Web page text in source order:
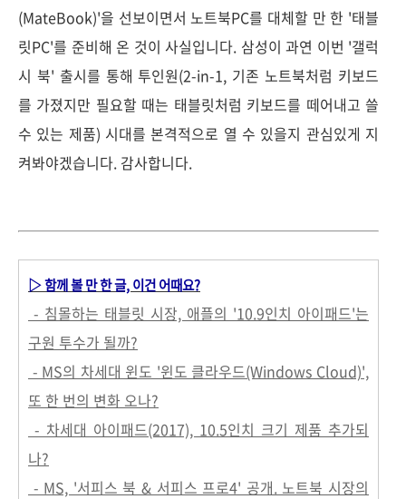
(MateBook)'을 선보이면서 노트북PC를 대체할 만 한 '태블
릿PC'를 준비해 온 것이 사실입니다. 삼성이 과연 이번 '갤럭
시 북' 출시를 통해 투인원(2-in-1, 기존 노트북처럼 키보드
를 가졌지만 필요할 때는 태블릿처럼 키보드를 떼어내고 쓸
수 있는 제품) 시대를 본격적으로 열 수 있을지 관심있게 지
켜봐야겠습니다. 감사합니다.
▷ 함께 볼 만 한 글, 이건 어때요?
- 침몰하는 태블릿 시장, 애플의 '10.9인치 아이패드'는
구원 투수가 될까?
- MS의 차세대 윈도 '윈도 클라우드(Windows Cloud)',
또 한 번의 변화 오나?
- 차세대 아이패드(2017), 10.5인치 크기 제품 추가되
나?
- MS, '서피스 북 & 서피스 프로4' 공개. 노트북 시장의